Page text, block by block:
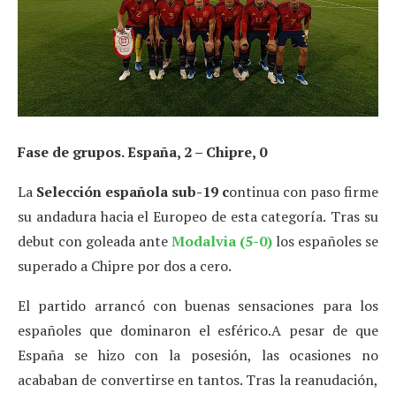
Fase de grupos. España, 2 – Chipre, 0
La Selección española sub-19 continua con paso firme
su andadura hacia el Europeo de esta categoría. Tras su
debut con goleada anteModalvia (5-0) los españoles se
superado a Chipre por dos a cero.
El partido arrancó con buenas sensaciones para los
españoles que dominaron el esférico.A pesar de que
España se hizo con la posesión, las ocasiones no
acababan de convertirse en tantos. Tras la reanudación,